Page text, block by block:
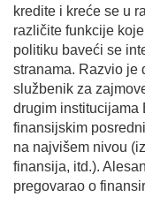
kredite i kreće se u
različite funkcije
politiku baveći se
stranama. Razvio je
službenik za
drugim institucijama
finansijskim
na najvišem nivou
finansija, itd.).
pregovarao o